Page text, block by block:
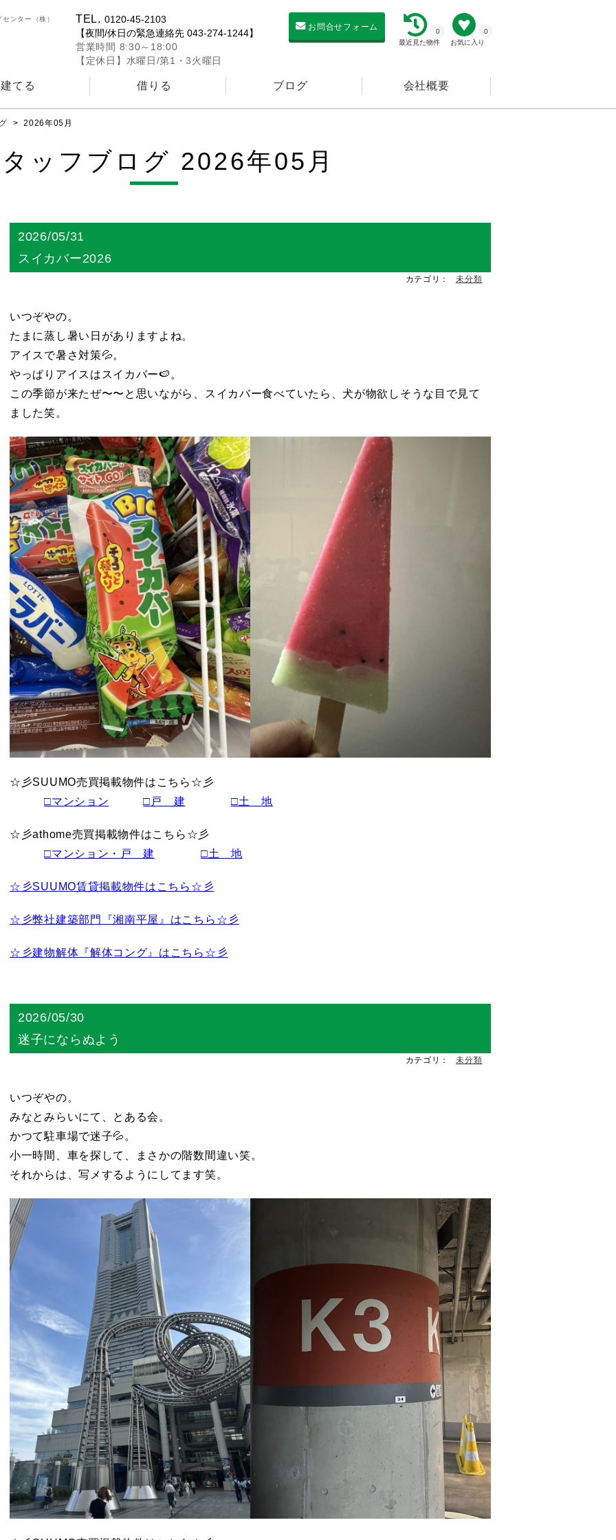
ンター（株）
お気に入り
0
最近見た物件
0
お問合せフォーム
TEL. 0120-45-2103
【夜間/休日の緊急連絡先 043-274-1244】
営業時間 8:30～18:00
【定休日】水曜日/第1・3火曜日
建てる 借りる ブログ 会社概要
> 2026年05月
ッフブログ 2026年05月
2026/05/31
スイカバー2026
カテゴリ： 未分類
いつぞやの。
たまに蒸し暑い日がありますよね。
アイスで暑さ対策💦。
やっぱりアイスはスイカバー🍉。
この季節が来たぜ〜〜と思いながら、スイカバー食べていたら、犬が物欲しそうな目で見て
ました笑。
☆彡SUUMO売買掲載物件はこちら☆彡
□マンション
□戸 建 □土 地
☆彡athome売買掲載物件はこちら☆彡
□マンション・戸 建
□土 地
☆彡SUUMO賃貸掲載物件はこちら☆彡
☆彡弊社建築部門『湘南平屋』はこちら☆彡
☆彡建物解体『解体コング』はこちら☆彡
2026/05/30
迷子にならぬよう
カテゴリ： 未分類
いつぞやの。
みなとみらいにて、とある会。
かつて駐車場で迷子💦。
小一時間、車を探して、まさかの階数間違い笑。
それからは、写メするようにしてます笑。